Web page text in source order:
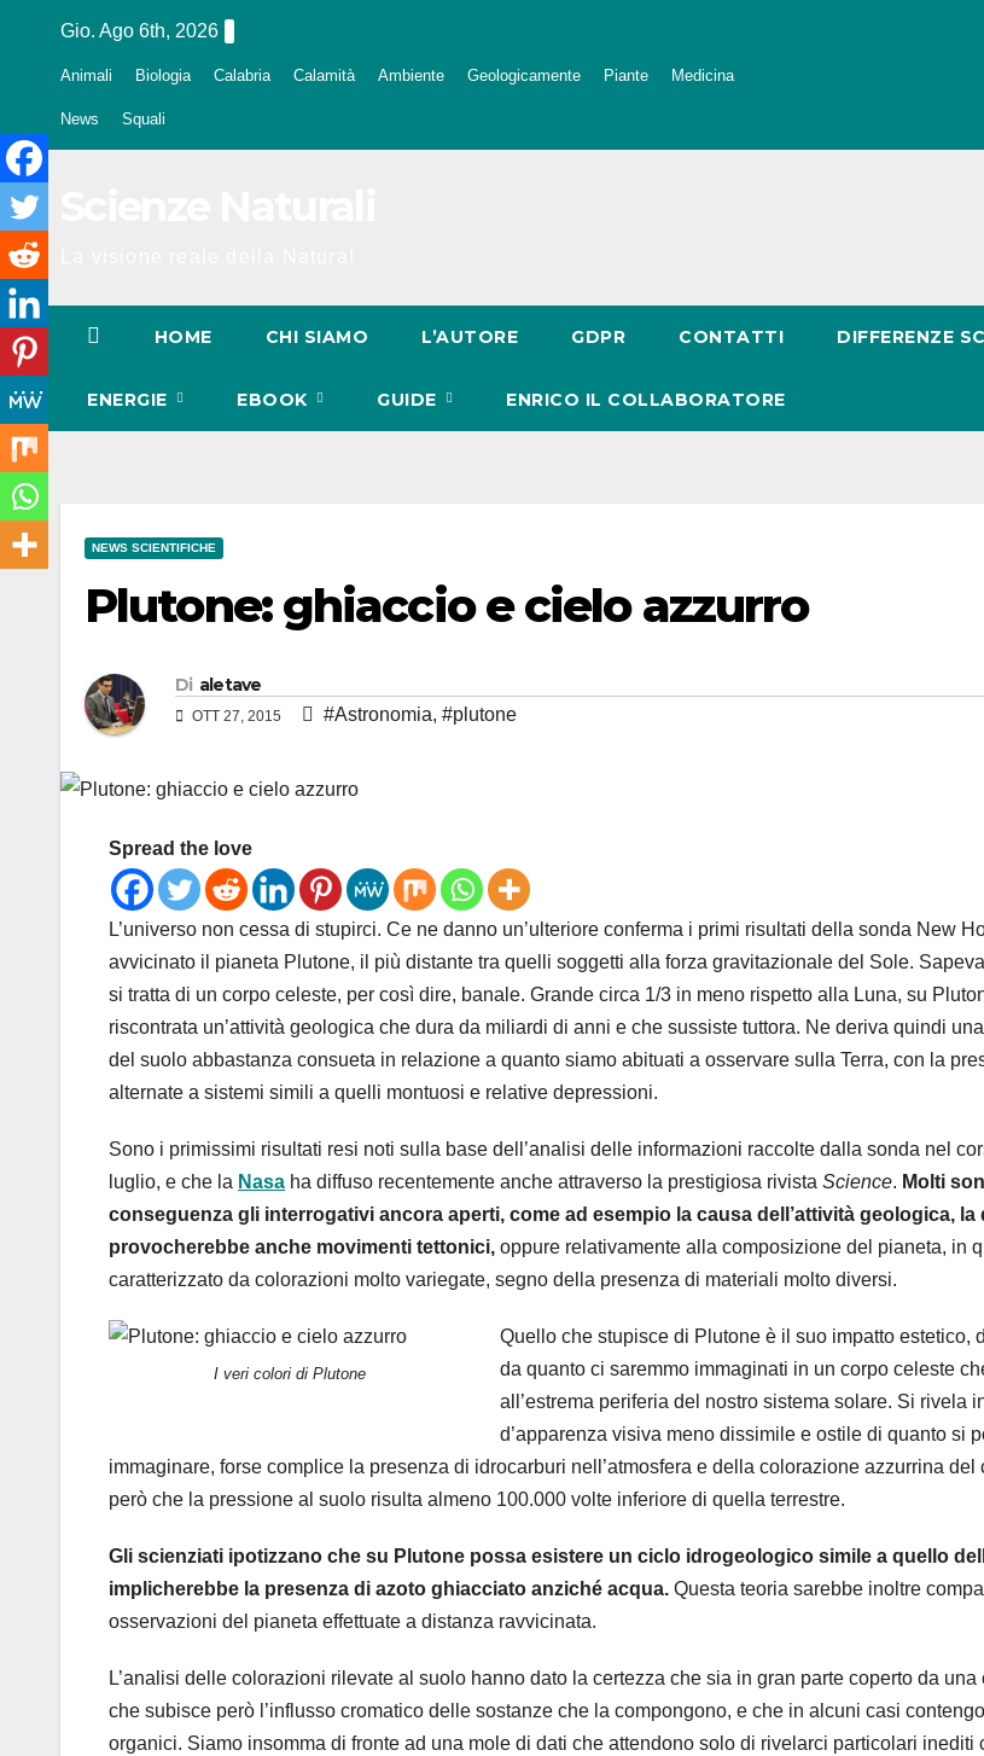
Gio. Ago 6th, 2026
Animali Biologia Calabria Calamità Ambiente Geologicamente Piante Medicina
News Squali
HOME CHI SIAMO L’AUTORE GDPR CONTATTI DIFFERENZE
ENERGIE EBOOK GUIDE ENRICO IL COLLABORATORE
NEWS SCIENTIFICHE
Plutone: ghiaccio e cielo azzurro
Di aletave
OTT 27, 2015 #Astronomia, #plutone
Spread the love
L’universo non cessa di stupirci. Ce ne danno un’ulteriore conferma i primi risultati della sonda New
avvicinato il pianeta Plutone, il più distante tra quelli soggetti alla forza gravitazionale del Sole.
si tratta di un corpo celeste, per così dire, banale. Grande circa 1/3 in meno rispetto alla Luna, su
riscontrata un’attività geologica che dura da miliardi di anni e che sussiste tuttora. Ne deriva quindi
del suolo abbastanza consueta in relazione a quanto siamo abituati a osservare sulla Terra, con la
alternate a sistemi simili a quelli montuosi e relative depressioni.
Sono i primissimi risultati resi noti sulla base dell’analisi delle informazioni raccolte dalla sonda nel
luglio, e che la Nasa ha diffuso recentemente anche attraverso la prestigiosa rivista Science. Molti
conseguenza gli interrogativi ancora aperti, come ad esempio la causa dell’attività geologica, la
provocherebbe anche movimenti tettonici, oppure relativamente alla composizione del pianeta, in
caratterizzato da colorazioni molto variegate, segno della presenza di materiali molto diversi.
I veri colori di Plutone
Quello che stupisce di Plutone è il suo impatto estetico,
da quanto ci saremmo immaginati in un corpo celeste
all’estrema periferia del nostro sistema solare. Si rivela
d’apparenza visiva meno dissimile e ostile di quanto si
immaginare, forse complice la presenza di idrocarburi nell’atmosfera e della colorazione azzurrina del
però che la pressione al suolo risulta almeno 100.000 volte inferiore di quella terrestre.
Gli scienziati ipotizzano che su Plutone possa esistere un ciclo idrogeologico simile a quello
implicherebbe la presenza di azoto ghiacciato anziché acqua. Questa teoria sarebbe inoltre
osservazioni del pianeta effettuate a distanza ravvicinata.
L’analisi delle colorazioni rilevate al suolo hanno dato la certezza che sia in gran parte coperto da
che subisce però l’influsso cromatico delle sostanze che la compongono, e che in alcuni casi
organici. Siamo insomma di fronte ad una mole di dati che attendono solo di rivelarci particolari inediti